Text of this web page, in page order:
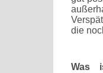
die
Was